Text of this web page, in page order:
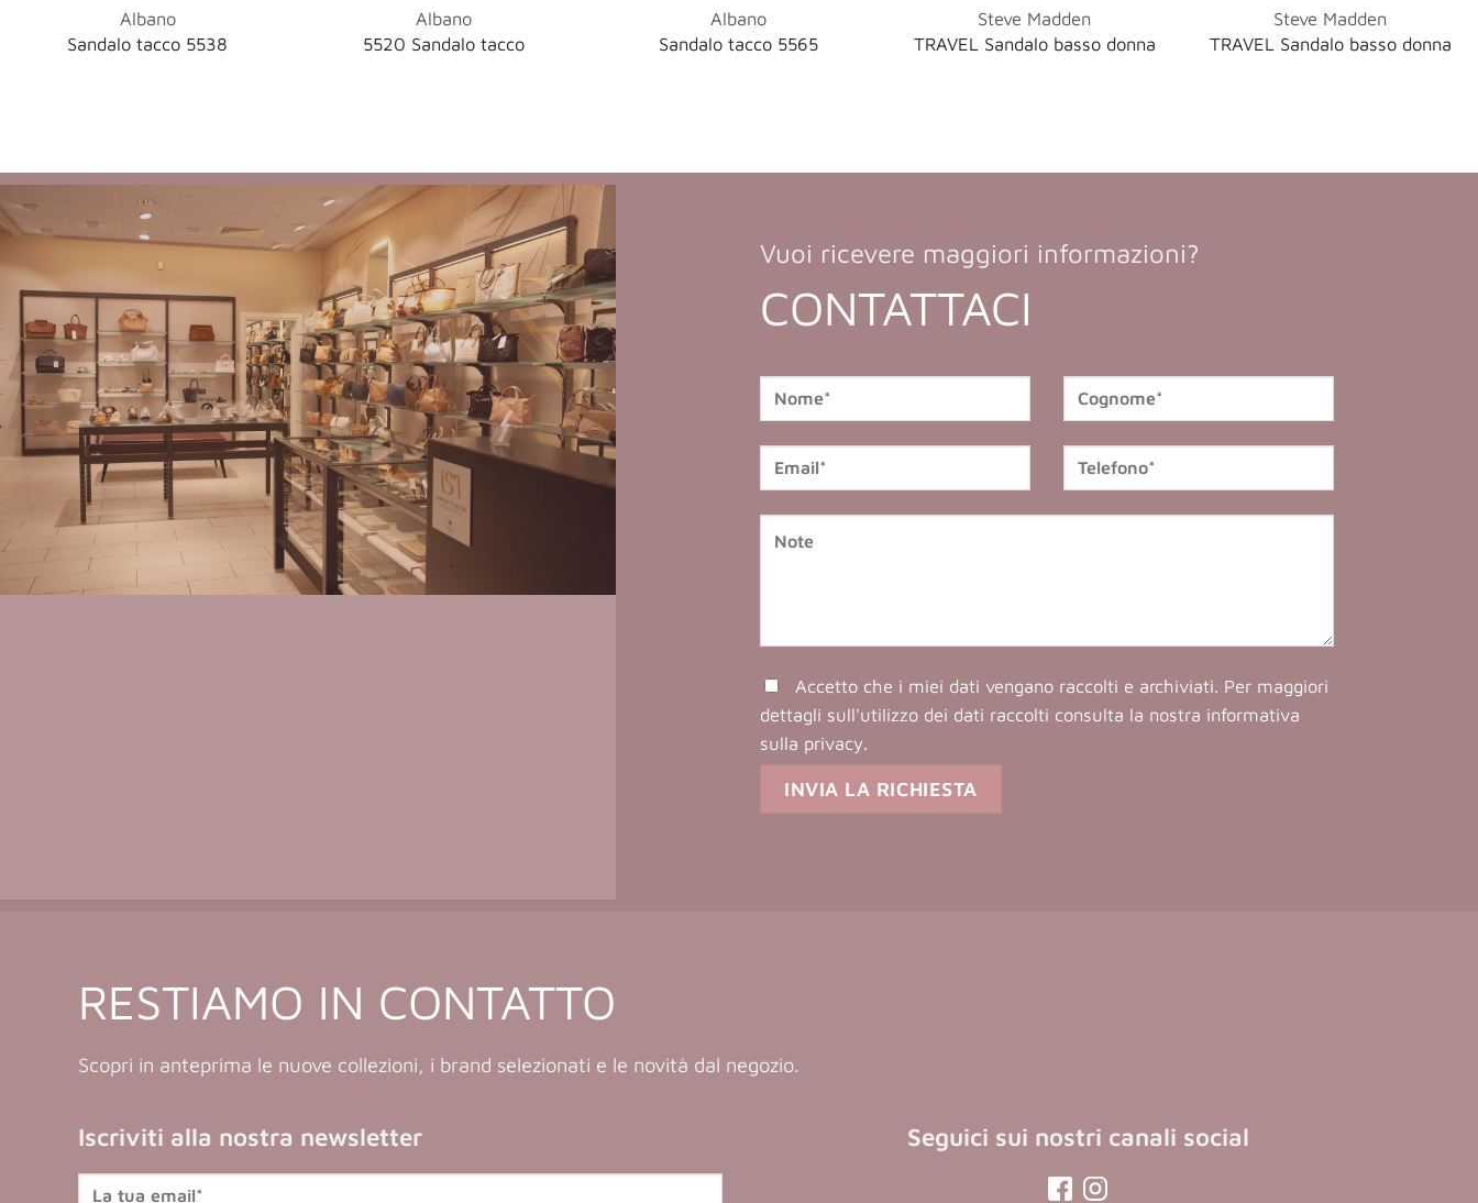
Albano
Sandalo tacco 5538
Albano
5520 Sandalo tacco
Albano
Sandalo tacco 5565
Steve Madden
TRAVEL Sandalo basso donna
Steve Madden
TRAVEL Sandalo basso donna
Vuoi ricevere maggiori informazioni?
CONTATTACI
Accetto che i miei dati vengano raccolti e archiviati. Per maggiori
dettagli sull'utilizzo dei dati raccolti consulta la nostra informativa
sulla privacy.
RESTIAMO IN CONTATTO
Scopri in anteprima le nuove collezioni, i brand selezionati e le novità dal negozio.
Iscriviti alla nostra newsletter Seguici sui nostri canali social